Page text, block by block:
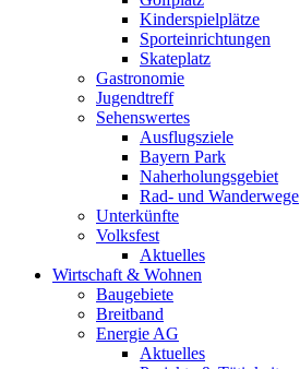
Kinderspielplätze
Sporteinrichtungen
Skateplatz
Gastronomie
Jugendtreff
Sehenswertes
Ausflugsziele
Bayern Park
Naherholungsgebiet
Rad- und Wanderwege
Unterkünfte
Volksfest
Aktuelles
Wirtschaft & Wohnen
Baugebiete
Breitband
Energie AG
Aktuelles